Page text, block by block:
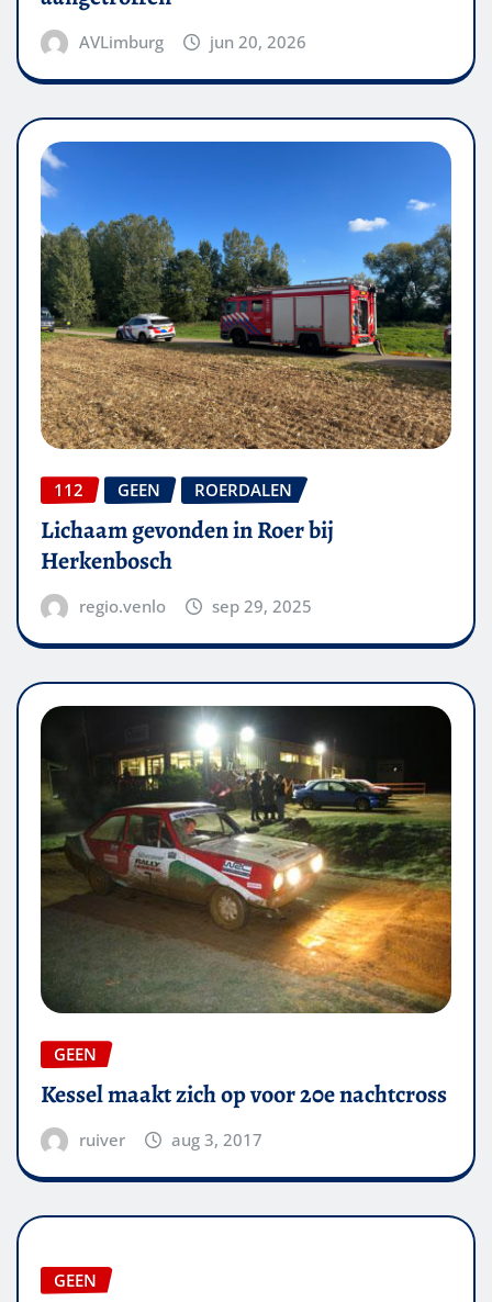
AVLimburg jun 20, 2026
112 GEEN ROERDALEN
Lichaam gevonden in Roer bij
Herkenbosch
regio.venlo sep 29, 2025
GEEN
Kessel maakt zich op voor 20e nachtcross
ruiver aug 3, 2017
GEEN